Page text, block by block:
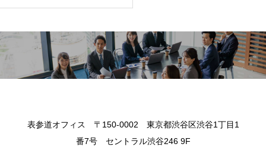
表参道オフィス 〒150-0002 東京都渋谷区渋谷1丁目1
番7号 セントラル渋谷246 9F